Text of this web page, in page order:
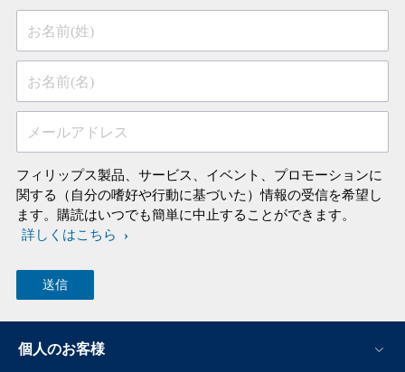
お名前(姓)
お名前(名)
メールアドレス
フィリップス製品、サービス、イベント、プロモーションに
関する（自分の嗜好や行動に基づいた）情報の受信を希望し
ます。購読はいつでも簡単に中止することができます。
詳しくはこちら
個人のお客様